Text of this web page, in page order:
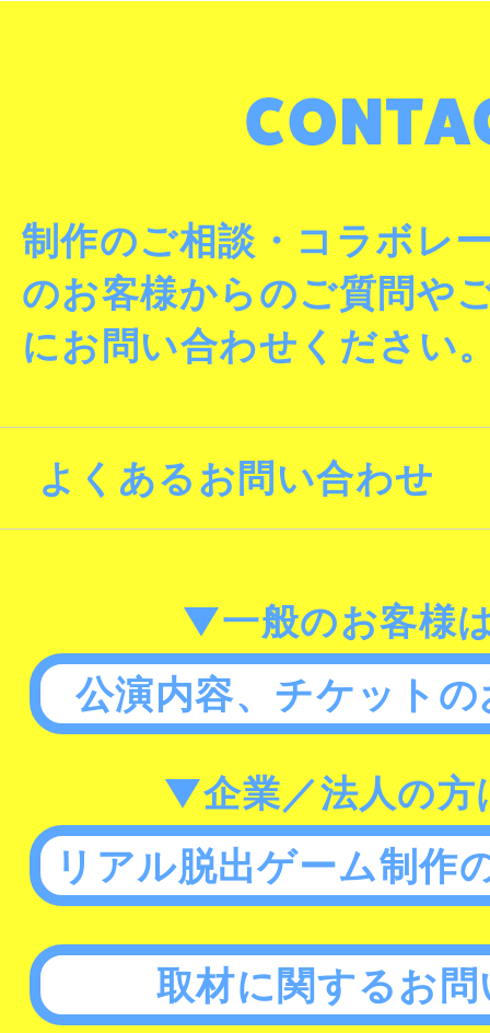
制作のご相談・コラボレ
のお客様からのご質問や
にお問い合わせください
よくあるお問い合わせ
▼一般のお客様
公演内容、チケット
▼企業／法人の方
リアル脱出ゲーム制作
取材に関するお